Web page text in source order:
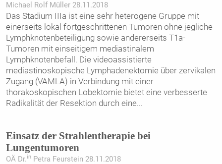
Michael Rolf Müller 28.11.2018
Das Stadium IIIa ist eine sehr heterogene Gruppe mit
einerseits lokal fortgeschrittenen Tumoren ohne jegliche
Lymphknotenbeteiligung sowie andererseits T1a-
Tumoren mit einseitigem mediastinalem
Lymphknotenbefall. Die videoassistierte
mediastinoskopische Lymphadenektomie über zervikalen
Zugang (VAMLA) in Verbindung mit einer
thorakoskopischen Lobektomie bietet eine verbesserte
Radikalität der Resektion durch eine...
Einsatz der Strahlentherapie bei
Lungentumoren
OÄ Dr.inPetra Feurstein 28.11.2018